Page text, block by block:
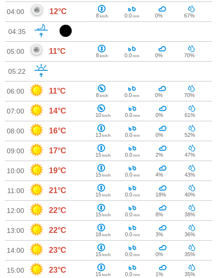
04:00 12°C 8 km/h 0.0 mm 0% 67%
04:35
05:00 11°C 8 km/h 0.0 mm 0% 70%
05:22
06:00 11°C 8 km/h 0.0 mm 0% 70%
07:00 14°C 10 km/h 0.0 mm 0% 61%
08:00 16°C 13 km/h 0.0 mm 0% 52%
09:00 17°C 15 km/h 0.0 mm 2% 47%
10:00 19°C 15 km/h 0.0 mm 4% 43%
11:00 21°C 15 km/h 0.0 mm 18% 40%
12:00 22°C 15 km/h 0.0 mm 8% 38%
13:00 22°C 18 km/h 0.0 mm 3% 36%
14:00 23°C 15 km/h 0.0 mm 0% 35%
15:00 23°C 15 km/h 0.0 mm 1% 35%